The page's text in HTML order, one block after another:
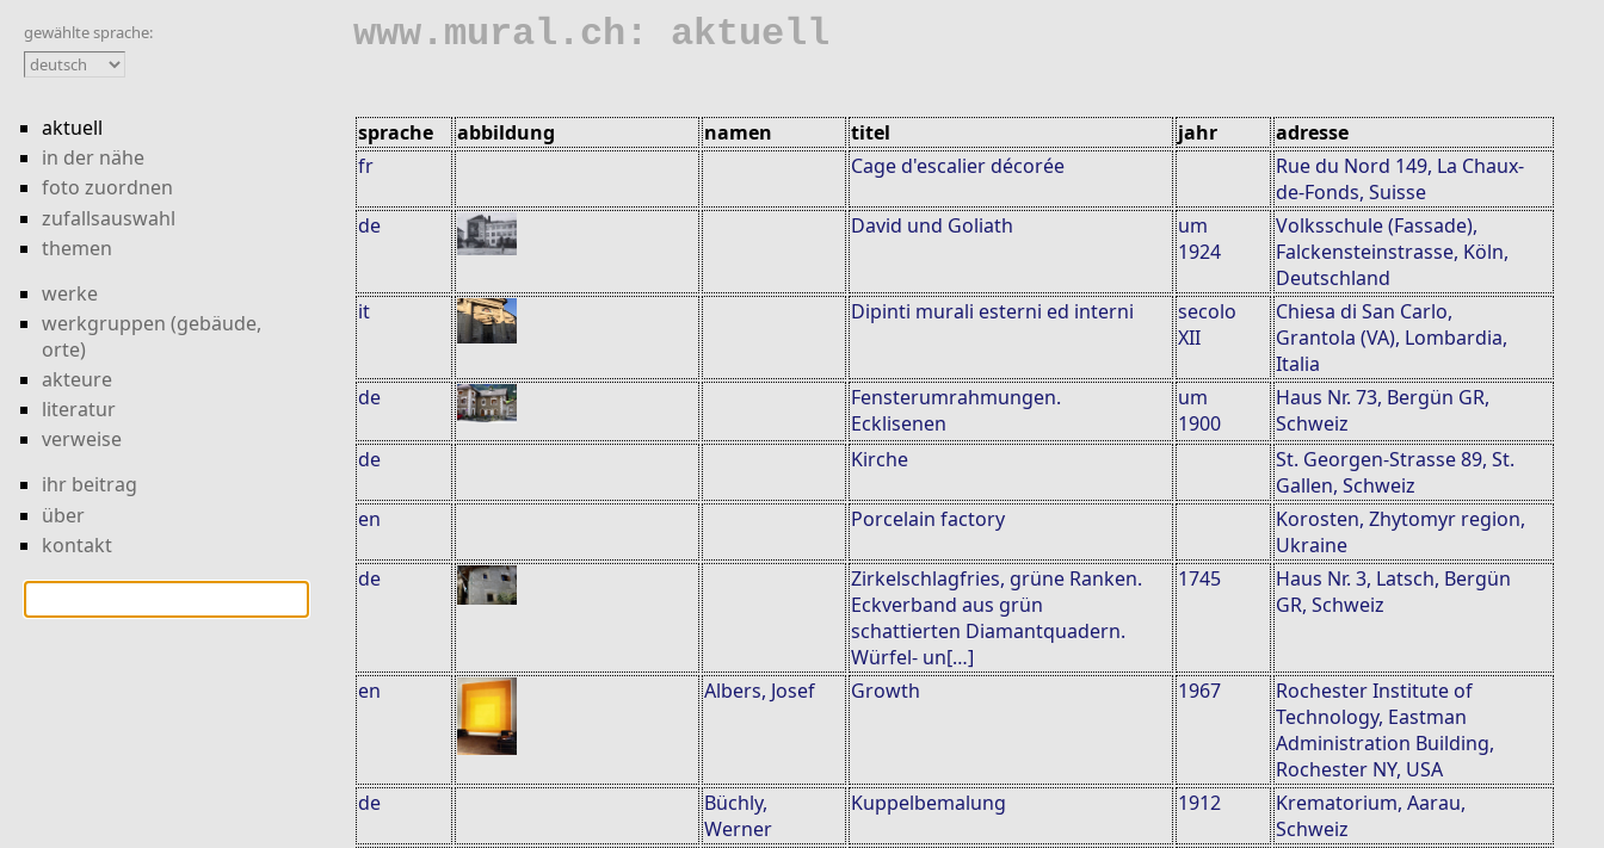
www.mural.ch: aktuell
gewählte sprache:
aktuell
in der nähe
foto zuordnen
zufallsauswahl
themen
werke
werkgruppen (gebäude,
orte)
akteure
literatur
verweise
ihr beitrag
über
kontakt
sprache abbildung namen titel jahr
adresse
fr
Cage d'escalier décorée
Rue du Nord 149, La Chaux-
de-Fonds, Suisse
de
David und Goliath
um
1924
Volksschule (Fassade),
Falckensteinstrasse, Köln,
Deutschland
it
Dipinti murali esterni ed interni
secolo
XII
Chiesa di San Carlo,
Grantola (VA), Lombardia,
Italia
de
Fensterumrahmungen.
Ecklisenen
um
1900
Haus Nr. 73, Bergün GR,
Schweiz
de
Kirche
St. Georgen-Strasse 89, St.
Gallen, Schweiz
en
Porcelain factory
Korosten, Zhytomyr region,
Ukraine
de
Zirkelschlagfries, grüne Ranken.
Eckverband aus grün
schattierten Diamantquadern.
Würfel- un[…]
1745
Haus Nr. 3, Latsch, Bergün
GR, Schweiz
en Albers, Josef Growth 1967
Rochester Institute of
Technology, Eastman
Administration Building,
Rochester NY, USA
de
Büchly,
Werner
Kuppelbemalung 1912
Krematorium, Aarau,
Schweiz